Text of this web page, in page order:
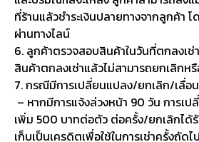
ที่ร้านแล้วชำระเงินปลายทางจากลูกค้า
ผ่านทางไลน์
6. ลูกค้าตรวจสอบสินค้าในวันที่ตกลงเช่
สินค้าตกลงเช่าแล้วไม่สามารถยกเลิกห
7. กรณีมีการเปลี่ยนแปลง/ยกเลิก/เลื่อ
– หากมีการแจ้งล่วงหน้า 90 วัน การเป
เพิ่ม 500 บาทต่อตัว ต่อครั้ง/ยกเลิกได้
เก็บเป็นเครดิตเพื่อใช้ในการเช่าครั้งถัด